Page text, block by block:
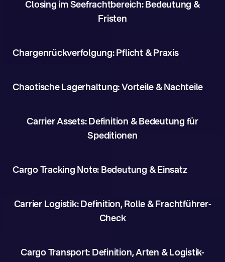
Closing im Seefrachtbereich: Bedeutung &
Fristen
Chargenrückverfolgung: Pflicht & Praxis
Chaotische Lagerhaltung: Vorteile & Nachteile
Carrier Assets: Definition & Bedeutung für
Speditionen
Cargo Tracking Note: Bedeutung & Einsatz
Carrier Logistik: Definition, Rolle & Frachtführer-
Check
Cargo Transport: Definition, Arten & Logistik-